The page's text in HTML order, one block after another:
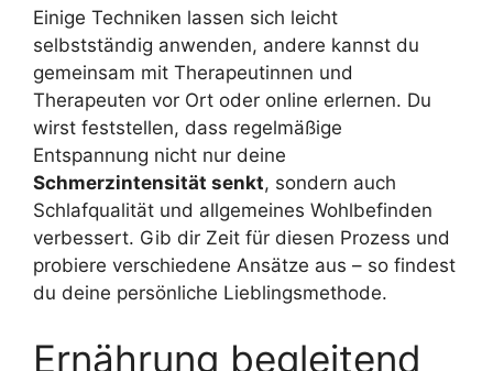
Einige Techniken lassen sich leicht
selbstständig anwenden, andere kannst du
gemeinsam mit Therapeutinnen und
Therapeuten vor Ort oder online erlernen. Du
wirst feststellen, dass regelmäßige
Entspannung nicht nur deine
Schmerzintensität senkt, sondern auch
Schlafqualität und allgemeines Wohlbefinden
verbessert. Gib dir Zeit für diesen Prozess und
probiere verschiedene Ansätze aus – so findest
du deine persönliche Lieblingsmethode.
Ernährung begleitend